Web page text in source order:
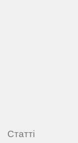
Статті